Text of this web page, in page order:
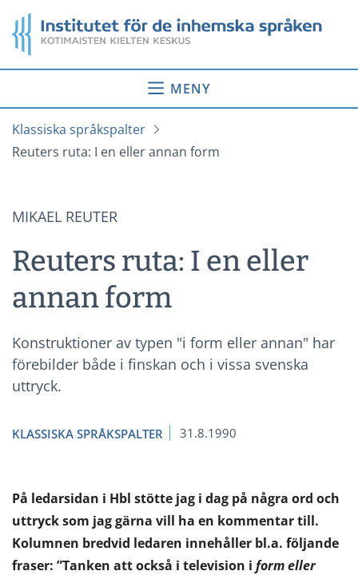
till
innehåll
Startsida
MENY
Klassiska språkspalter
Reuters ruta: I en eller annan form
MIKAEL REUTER
Reuters ruta: I en eller
annan form
Konstruktioner av typen "i form eller annan" har
förebilder både i finskan och i vissa svenska
uttryck.
KLASSISKA SPRÅKSPALTER 31.8.1990
På ledarsidan i Hbl stötte jag i dag på några ord och
uttryck som jag gärna vill ha en kommentar till.
Kolumnen bredvid ledaren innehåller bl.a. följande
fraser: ”Tanken att också i television i form eller